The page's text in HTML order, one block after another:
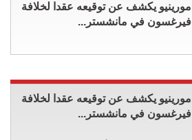
مورينيو يكشف عن توقيعه عقدا لخلافة
فيرغسون في مانشستر...
مورينيو يكشف عن توقيعه عقدا لخلافة
فيرغسون في مانشستر...